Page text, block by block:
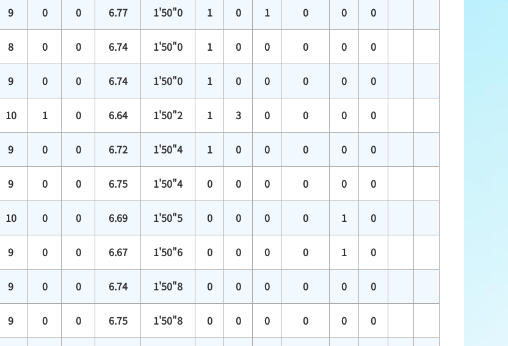
9 0 0 6.77 1'50"0 1 0 1 0 0 0
8 0 0 6.74 1'50"0 1 0 0 0 0 0
9 0 0 6.74 1'50"0 1 0 0 0 0 0
10 1 0 6.64 1'50"2 1 3 0 0 0 0
9 0 0 6.72 1'50"4 1 0 0 0 0 0
9 0 0 6.75 1'50"4 0 0 0 0 0 0
10 0 0 6.69 1'50"5 0 0 0 0 1 0
9 0 0 6.67 1'50"6 0 0 0 0 1 0
9 0 0 6.74 1'50"8 0 0 0 0 0 0
9 0 0 6.75 1'50"8 0 0 0 0 0 0